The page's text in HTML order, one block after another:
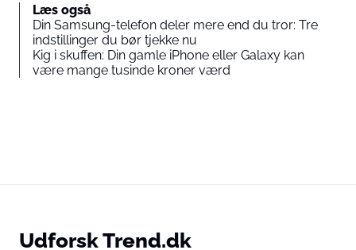
Læs også
Din Samsung-telefon deler mere end du tror: Tre
indstillinger du bør tjekke nu
Kig i skuffen: Din gamle iPhone eller Galaxy kan
være mange tusinde kroner værd
Udforsk Trend.dk